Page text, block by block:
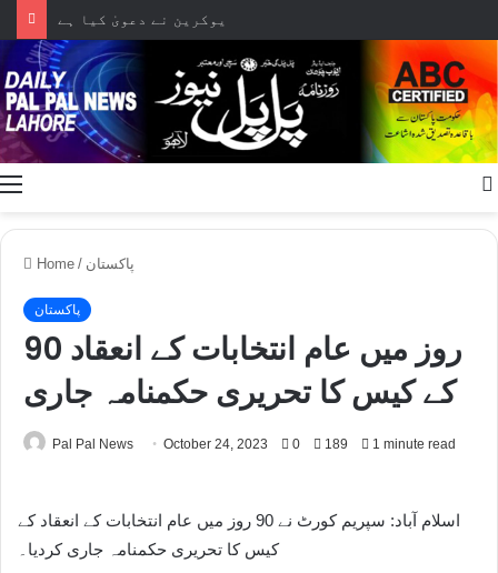
یوکرین نے دعویٰ کیا ہے
Home / پاکستان
پاکستان
90 روز میں عام انتخابات کے انعقاد
کے کیس کا تحریری حکمنامہ جاری
Pal Pal News October 24, 2023 0 189 1 minute read
اسلام آباد: سپریم کورٹ نے 90 روز میں عام انتخابات کے انعقاد کے
کیس کا تحریری حکمنامہ جاری کردیا۔